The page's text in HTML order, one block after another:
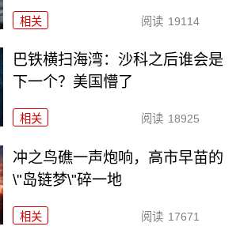
相关 阅读 19114
巴铁横扫海湾：沙科之后谁会是
下一个？美国懵了
相关 阅读 18925
冲之鸟礁一声炮响，高市早苗的
\"岛链梦\"碎一地
相关 阅读 17671